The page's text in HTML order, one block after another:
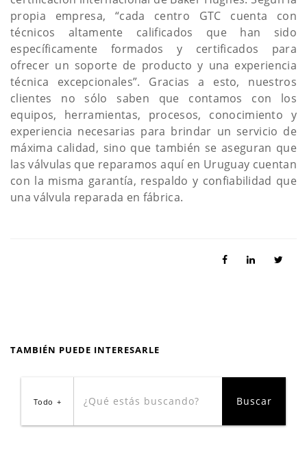
propia empresa, “cada centro GTC cuenta con
técnicos altamente calificados que han sido
específicamente formados y certificados para
ofrecer un soporte de producto y una experiencia
técnica excepcionales”. Gracias a esto, nuestros
clientes no sólo saben que contamos con los
equipos, herramientas, procesos, conocimiento y
experiencia necesarias para brindar un servicio de
máxima calidad, sino que también se aseguran que
las válvulas que reparamos aquí en Uruguay cuentan
con la misma garantía, respaldo y confiabilidad que
una válvula reparada en fábrica.
TAMBIÉN PUEDE INTERESARLE
Todo